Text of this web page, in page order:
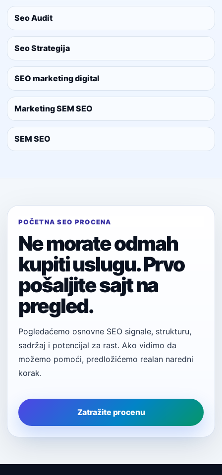
Seo Audit
Seo Strategija
SEO marketing digital
Marketing SEM SEO
SEM SEO
POČETNA SEO PROCENA
Ne morate odmah
kupiti uslugu. Prvo
pošaljite sajt na
pregled.
Pogledaćemo osnovne SEO signale, strukturu,
sadržaj i potencijal za rast. Ako vidimo da
možemo pomoći, predložićemo realan naredni
korak.
Zatražite procenu